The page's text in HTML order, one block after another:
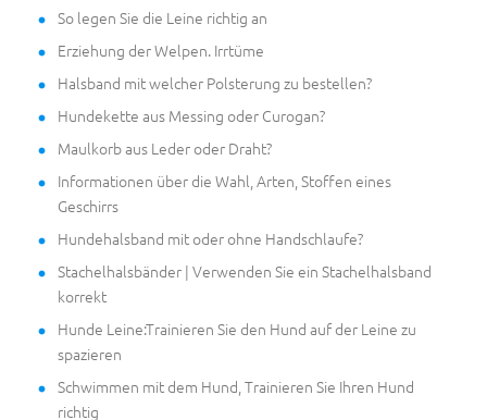
So legen Sie die Leine richtig an
Erziehung der Welpen. Irrtüme
Halsband mit welcher Polsterung zu bestellen?
Hundekette aus Messing oder Curogan?
Maulkorb aus Leder oder Draht?
Informationen über die Wahl, Arten, Stoffen eines
Geschirrs
Hundehalsband mit oder ohne Handschlaufe?
Stachelhalsbänder | Verwenden Sie ein Stachelhalsband
korrekt
Hunde Leine:Trainieren Sie den Hund auf der Leine zu
spazieren
Schwimmen mit dem Hund, Trainieren Sie Ihren Hund
richtig